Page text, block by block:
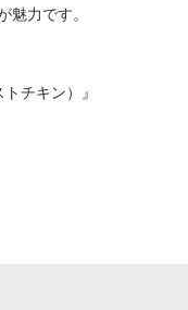
魅力です。
チキン）』